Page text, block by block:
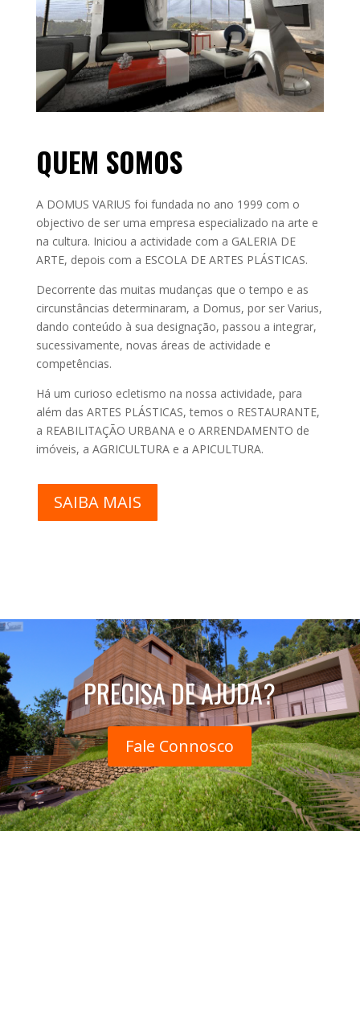
QUEM SOMOS
A DOMUS VARIUS foi fundada no ano 1999 com o
objectivo de ser uma empresa especializado na arte e
na cultura. Iniciou a actividade com a GALERIA DE
ARTE, depois com a ESCOLA DE ARTES PLÁSTICAS.
Decorrente das muitas mudanças que o tempo e as
circunstâncias determinaram, a Domus, por ser Varius,
dando conteúdo à sua designação, passou a integrar,
sucessivamente, novas áreas de actividade e
competências.
Há um curioso ecletismo na nossa actividade, para
além das ARTES PLÁSTICAS, temos o RESTAURANTE,
a REABILITAÇÃO URBANA e o ARRENDAMENTO de
imóveis, a AGRICULTURA e a APICULTURA.
SAIBA MAIS
PRECISA DE AJUDA?
Fale Connosco